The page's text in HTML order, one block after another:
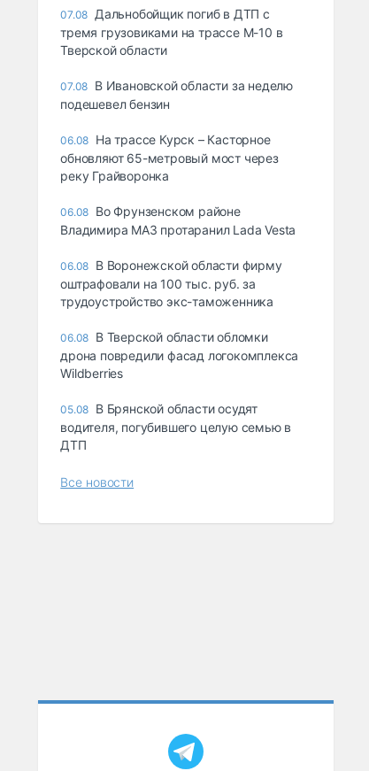
07.08 Дальнобойщик погиб в ДТП с
тремя грузовиками на трассе М-10 в
Тверской области
07.08 В Ивановской области за неделю
подешевел бензин
06.08 На трассе Курск – Касторное
обновляют 65-метровый мост через
реку Грайворонка
06.08 Во Фрунзенском районе
Владимира МАЗ протаранил Lada Vesta
06.08 В Воронежской области фирму
оштрафовали на 100 тыс. руб. за
трудоустройство экс-таможенника
06.08 В Тверской области обломки
дрона повредили фасад логокомплекса
Wildberries
05.08 В Брянской области осудят
водителя, погубившего целую семью в
ДТП
Все новости